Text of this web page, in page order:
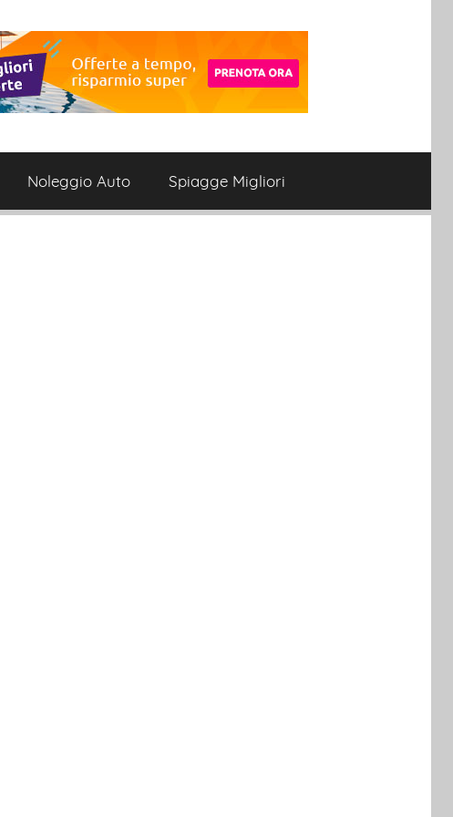
Noleggio Auto Spiagge Migliori